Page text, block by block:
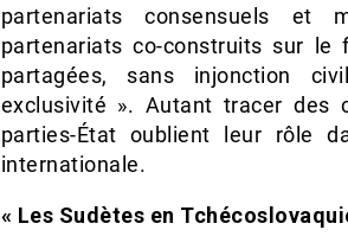
partenariats consensuels et
partenariats co-construits sur
partagées, sans injonction
exclusivité ». Autant tracer des
parties-État oublient leur rôle
internationale.
« Les Sudètes en